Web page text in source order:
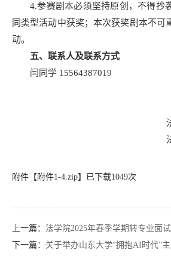
4.参赛剧本必须坚持原创，不得抄
同类型活动中获奖；本次获奖剧本不可
动。
五、联系人及联系方式
闫同学 15564387019
附件【附件1-4.zip】已下载1049次
上一篇： 法学院2025年春季学期转专业面
下一篇： 关于举办山东大学“拥抱AI时代”